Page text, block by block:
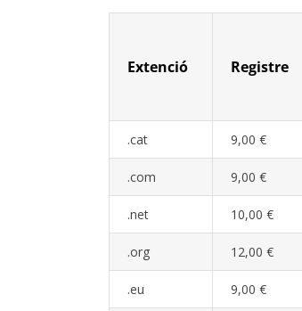
Extenció Registre
.cat 9,00 €
.com 9,00 €
.net 10,00 €
.org 12,00 €
.eu 9,00 €